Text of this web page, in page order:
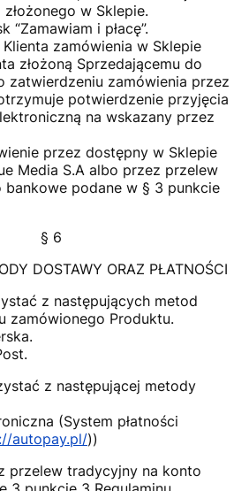
w Sklepie.
“Zamawiam i płacę”.
Klienta zamówienia w Sklepie
złożoną Sprzedającemu do
zatwierdzeniu zamówienia przez
potwierdzenie przyjęcia
na wskazany przez
przez dostępny w Sklepie
Media S.A albo przez przelew
podane w § 3 punkcie
§ 6
DOSTAWY ORAZ PŁATNOŚCI
z następujących metod
zamówionego Produktu.
z następującej metody
(System płatności
autopay.pl/))
przelew tradycyjny na konto